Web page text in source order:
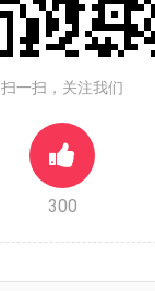
扫一扫，关注我们
300